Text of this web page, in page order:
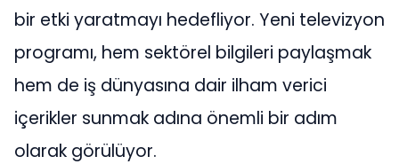
bir etki yaratmayı hedefliyor. Yeni televizyon
programı, hem sektörel bilgileri paylaşmak
hem de iş dünyasına dair ilham verici
içerikler sunmak adına önemli bir adım
olarak görülüyor.